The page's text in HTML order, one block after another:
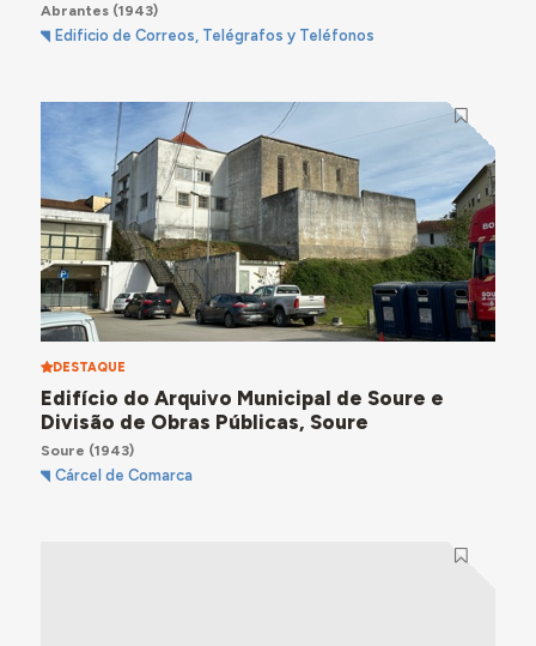
Abrantes(1943)
Edificio de Correos, Telégrafos y Teléfonos
DESTAQUE
Edifício do Arquivo Municipal de Soure e
Divisão de Obras Públicas, Soure
Soure (1943)
Cárcel de Comarca